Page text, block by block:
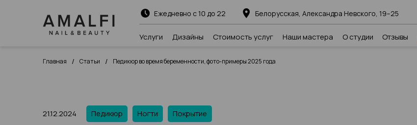
Ежедневно с 10 до 22 Белорусская, Александра Невского, 19–25
Услуги Дизайны Стоимость услуг Наши мастера О студии Отзывы
Главная / Статьи / Педикюр во время беременности, фото-примеры 2025 года
21.12.2024 Педикюр Ногти Покрытие